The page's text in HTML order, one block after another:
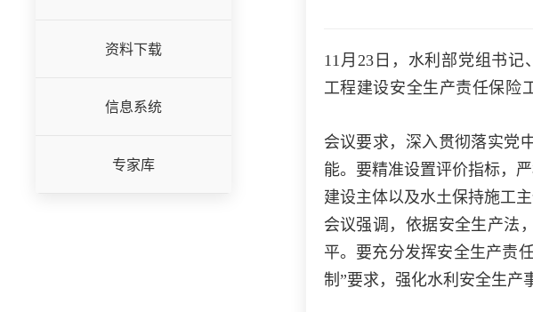
资料下载
信息系统
专家库
11月23日，水利部党组书
工程建设安全生产责任保险
会议要求，深入贯彻落实党
能。要精准设置评价指标，
建设主体以及水土保持施工
会议强调，依据安全生产法
平。要充分发挥安全生产责
制”要求，强化水利安全生产